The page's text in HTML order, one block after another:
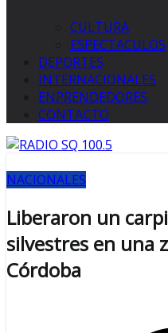
CULTURA
ESPECTACULOS
DEPORTES
INTERNACIONALES
ENPRENDEDORES
CONTACTO
NACIONALES
Liberaron un
silvestres en una
Córdoba